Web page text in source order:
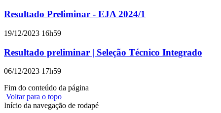
Resultado Preliminar - EJA 2024/1
19/12/2023 16h59
Resultado preliminar | Seleção Técnico Integrado
06/12/2023 17h59
Fim do conteúdo da página
Voltar para o topo
Início da navegação de rodapé